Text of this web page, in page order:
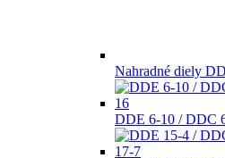
Nahradné diely
DDE 6-10 / DDC